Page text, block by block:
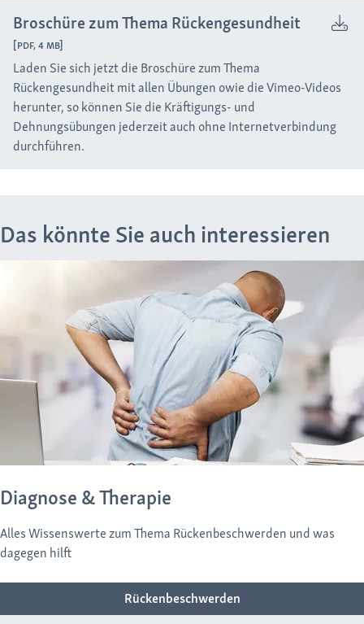
Broschüre zum Thema Rückengesundheit
[PDF, 4 MB]
Laden Sie sich jetzt die Broschüre zum Thema
Rückengesundheit mit allen Übungen owie die Vimeo-Videos
herunter, so können Sie die Kräftigungs- und
Dehnungsübungen jederzeit auch ohne Internetverbindung
durchführen.
Das könnte Sie auch interessieren
Diagnose & Therapie
Alles Wissenswerte zum Thema Rückenbeschwerden und was
dagegen hilft
Rückenbeschwerden